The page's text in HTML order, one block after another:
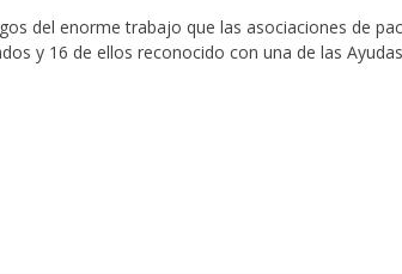
del enorme trabajo que las asociaciones de
y 16 de ellos reconocido con una de las